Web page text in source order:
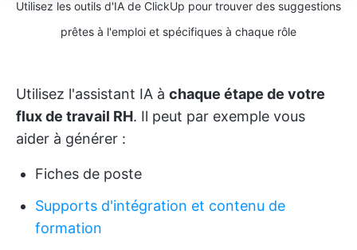
Utilisez les outils d'IA de ClickUp pour trouver des suggestions
prêtes à l'emploi et spécifiques à chaque rôle
Utilisez l'assistant IA à chaque étape de votre
flux de travail RH. Il peut par exemple vous
aider à générer :
Fiches de poste
Supports d'intégration et contenu de
formation